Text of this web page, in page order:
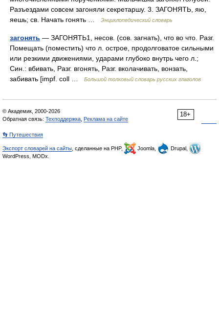
Разъездами совсем загоняли секретаршу. 3. ЗАГОНЯТЬ, яю,
яешь; св. Начать гонять …
Энциклопедический словарь
загонять — ЗАГОНЯТЬ1, несов. (сов. загнать), что во что. Разг.
Помещать (поместить) что л. острое, продолговатое сильными
или резкими движениями, ударами глубоко внутрь чего л.;
Син.: вбивать, Разг. вгонять, Разг. вколачивать, вонзать,
забивать [impf. coll …
Большой толковый словарь русских глаголов
18+
© Академик, 2000-2026
Обратная связь: Техподдержка Реклама на сайте
👣 Путешествия
Экспорт словарей на сайты , сделанные на PHP, Joomla,
Drupal,
WordPress, MODx.